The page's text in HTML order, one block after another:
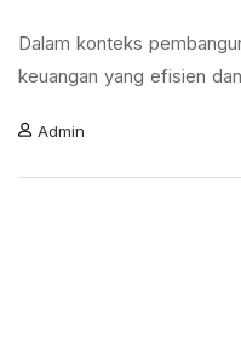
Dalam konteks
keuangan yang efisien
Admin